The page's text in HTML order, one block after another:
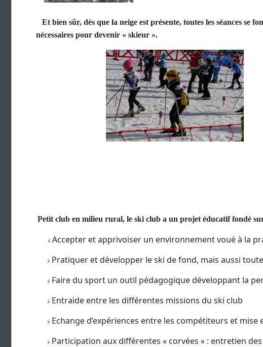
Et bien sûr, dès que la neige est présente, toutes les séances se
nécessaires pour devenir « skieur ».
Petit club en milieu rural, le ski club a un projet éducatif fondé
è Accepter et apprivoiser un environnement voué à la
è Pratiquer et développer le ski de fond, mais aussi
è Faire du sport un outil pédagogique développant la
è Entraide entre les différentes missions du ski club
è Echange d’expériences entre les compétiteurs et
è Participation aux différentes « corvées » : entretien